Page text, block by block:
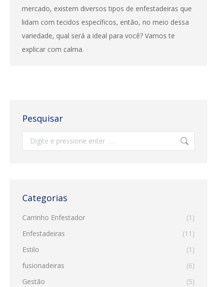
mercado, existem diversos tipos de enfestadeiras que
lidam com tecidos específicos, então, no meio dessa
variedade, qual será a ideal para você? Vamos te
explicar com calma.
Pesquisar
Search:
Categorias
Carrinho Enfestador
(1)
Enfestadeiras
(11)
Estilo
(1)
fusionadeiras
(6)
Gestão
(5)